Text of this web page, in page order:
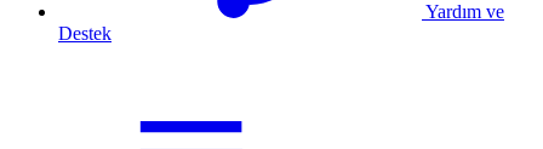
Yardım ve
Destek